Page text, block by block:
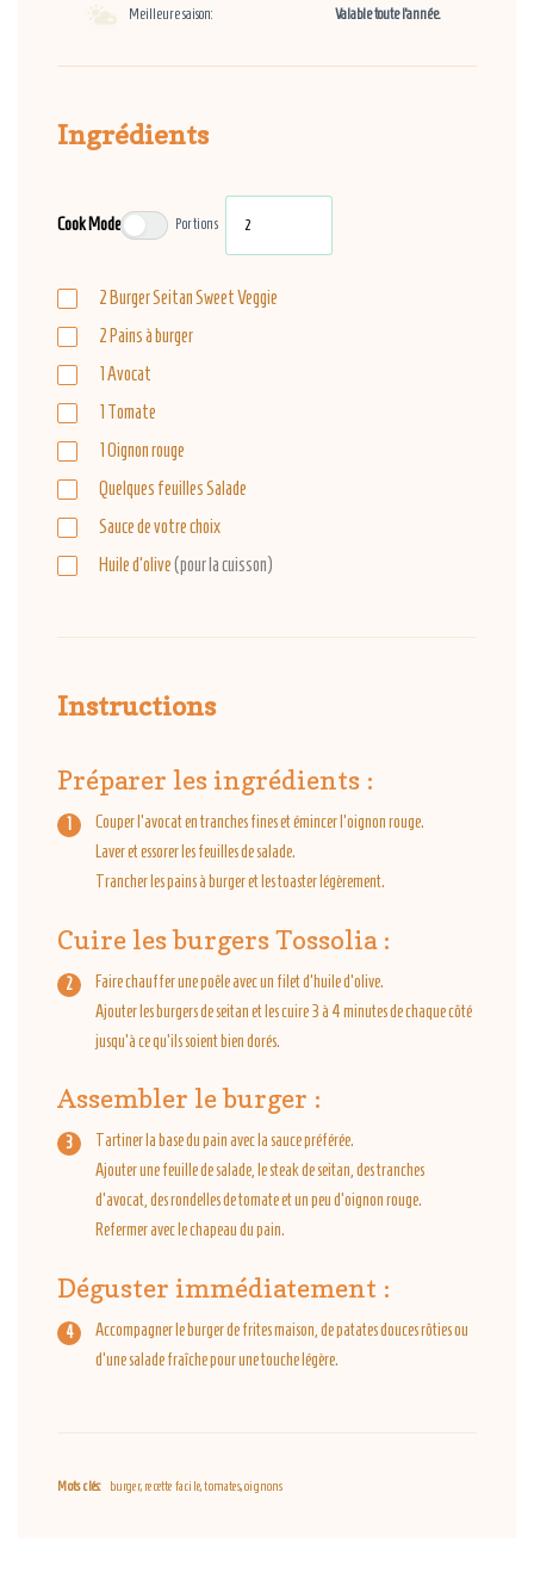
Meilleure saison: Valable toute l’année.
Ingrédients
Cook Mode Portions
2 Burger Seitan Sweet Veggie
2 Pains à burger
1 Avocat
1 Tomate
1 Oignon rouge
Quelques feuillesSalade
Sauce de votre choix
Huile d'olive(pour la cuisson)
Instructions
Préparer les ingrédients :
Couper l’avocat en tranches fines et émincer l’oignon rouge.
Laver et essorer les feuilles de salade.
Trancher les pains à burger et les toaster légèrement.
Cuire les burgers Tossolia :
Faire chauffer une poêle avec un filet d’huile d’olive.
Ajouter les burgers de seitan et les cuire 3 à 4 minutes de chaque côté
jusqu’à ce qu’ils soient bien dorés.
Assembler le burger :
Tartiner la base du pain avec la sauce préférée.
Ajouter une feuille de salade, le steak de seitan, des tranches
d’avocat, des rondelles de tomate et un peu d’oignon rouge.
Refermer avec le chapeau du pain.
Déguster immédiatement :
Accompagner le burger de frites maison, de patates douces rôties ou
d’une salade fraîche pour une touche légère.
Mots clés: burger, recette facile, tomates, oignons